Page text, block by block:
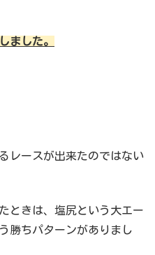
ました。
レースが出来たのではない
ときは、塩尻という大エー
勝ちパターンがありまし